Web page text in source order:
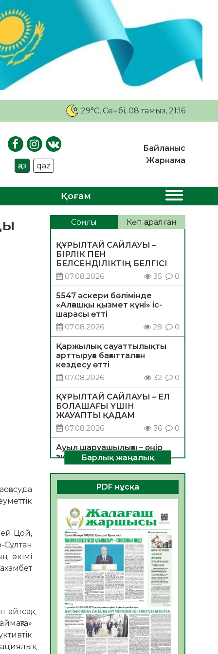
29°C, Сенбі, 08 тамыз, 21:16
қаз qaz
Байланыс
Жарнама
Қоғам
Цой,
Сұлтан
әкімі
айтсақ,
Соңғы Көп қаралған
ҚҰРЫЛТАЙ САЙЛАУЫ –
БІРЛІК ПЕН
БЕЛСЕНДІЛІКТІҢ БЕЛГІСІ
07.08.2026
35 0
5547 әскери бөлімінде
«Алғашқы қызмет күні» іс-
шарасы өтті
07.08.2026
28 0
Қаржылық сауаттылықты
арттыруға бағытталған
кездесу өтті
07.08.2026
32 0
ҚҰРЫЛТАЙ САЙЛАУЫ – ЕЛ
БОЛАШАҒЫ ҮШІН
ЖАУАПТЫ ҚАДАМ
07.08.2026
36 0
Ауыл шаруашылығы – өңір
экономикасының негізгі
тірегі
06.08.2026
44 0
ҚОҒАМДЫҚ БЕЛСЕНДІЛІК –
ЕЛ ДАМУЫНЫҢ НЕГІЗІ
06.08.2026
41
ҚҰРЫЛТАЙ САЙЛАУЫ –
БОЛАШАҚҚА БАСТАР
ЖАУАПТЫ ТАҢДАУ
06.08.2026
43
Инфекциялық ауруларға
қарсы иммундау
жұмыстарының тиімділігі
06.08.2026
46
Көкжөтел ауруы туралы
Барлық жаңалық
PDF нұсқа